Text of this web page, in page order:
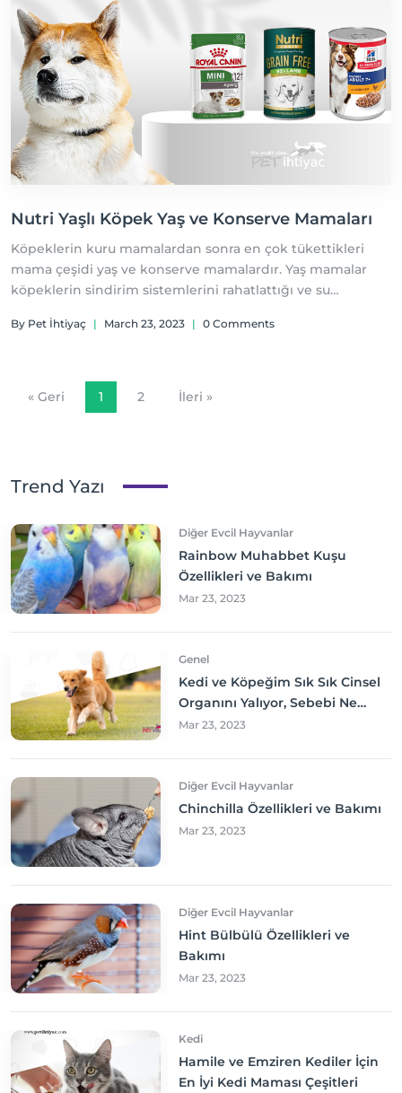
Nutri Yaşlı Köpek Yaş ve Konserve Mamaları
Köpeklerin kuru mamalardan sonra en çok tükettikleri
mama çeşidi yaş ve konserve mamalardır. Yaş mamalar
köpeklerin sindirim sistemlerini rahatlattığı ve su
By Pet İhtiyaç | March 23, 2023 | 0 Comments
« Geri 1 2 İleri »
Trend Yazı
Diğer Evcil Hayvanlar
Rainbow Muhabbet Kuşu
Özellikleri ve Bakımı
Mar 23, 2023
Genel
Kedi ve Köpeğim Sık Sık Cinsel
Organını Yalıyor, Sebebi Ne
Olabilir? Neler yapmalıyım?
Mar 23, 2023
Diğer Evcil Hayvanlar
Chinchilla Özellikleri ve Bakımı
Mar 23, 2023
Diğer Evcil Hayvanlar
Hint Bülbülü Özellikleri ve
Bakımı
Mar 23, 2023
Kedi
Hamile ve Emziren Kediler İçin
En İyi Kedi Maması Çeşitleri